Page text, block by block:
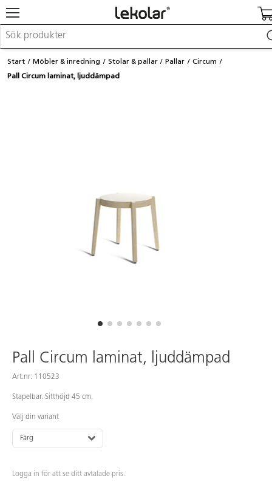
Möbler & inredning
Lekplatsutrustning & utemiljö
Start Möbler & inredning Stolar & pallar Pallar
Circum
Pall Circum laminat, ljuddämpad
Pall Circum laminat, ljuddämpad
Art.nr: 110523
Stapelbar. Sitthöjd 45 cm.
Välj din variant
Färg
Logga in för att se ditt avtalade pris.